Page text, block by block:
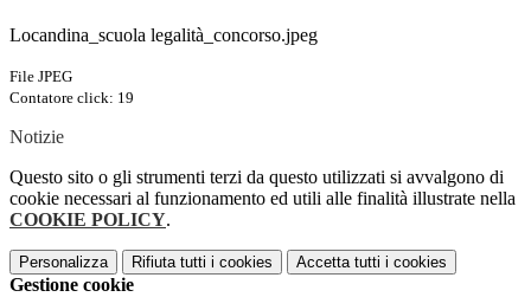
Locandina_scuola legalità_concorso.jpeg
File JPEG
Contatore click: 19
Notizie
Questo sito o gli strumenti terzi da questo utilizzati si avvalgono di
cookie necessari al funzionamento ed utili alle finalità illustrate nella
COOKIE POLICY.
Personalizza Rifiuta tutti i cookies Accetta tutti i cookies
Gestione cookie